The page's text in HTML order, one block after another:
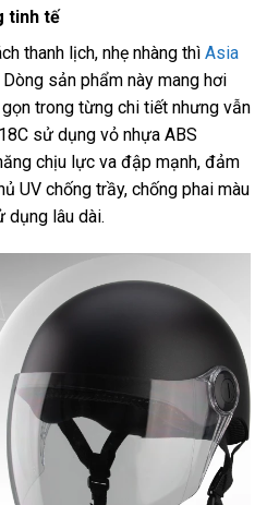
tinh tế
thanh lịch, nhẹ nhàng thì Asia
sản phẩm này mang hơi
trong từng chi tiết nhưng vẫn
sử dụng vỏ nhựa ABS
chịu lực va đập mạnh, đảm
UV chống trầy, chống phai màu
dụng lâu dài.